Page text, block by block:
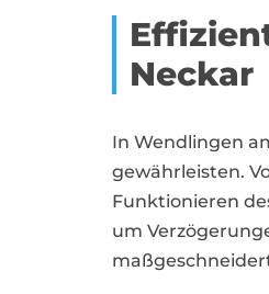
Neckar
In Wendlingen
gewährleisten.
Funktionieren
um